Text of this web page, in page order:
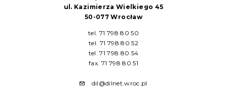
ul. Kazimierza Wielkiego 45
50-077 Wrocław
tel. 71 798 80 50
tel. 71 798 80 52
tel. 71 798 80 54
fax. 71 798 80 51
dil@dilnet.wroc.pl